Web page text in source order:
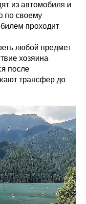
из автомобиля и
по своему
проходит
любой предмет
хозяина
после
трансфер до